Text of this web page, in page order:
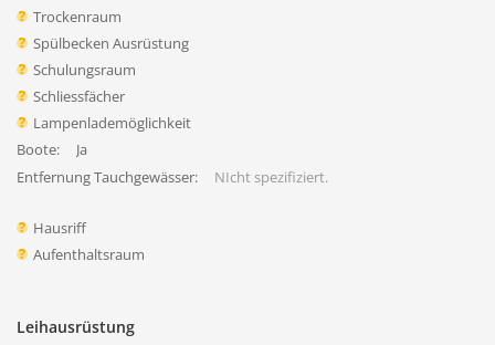
Trockenraum
Spülbecken Ausrüstung
Schulungsraum
Schliessfächer
Lampenlademöglichkeit
Boote:
Ja
Entfernung Tauchgewässer:
NIcht spezifiziert.
Hausriff
Aufenthaltsraum
Leihausrüstung